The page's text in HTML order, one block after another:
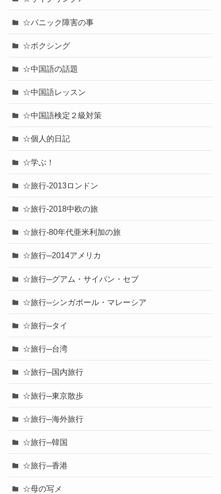
☆パニック障害の事
☆ボクシング
☆中国語の話題
☆中国語レッスン
☆中国語検定２級対策
☆個人的日記
☆学ぶ！
☆旅行-2013ロンドン
☆旅行-2018中欧の旅
☆旅行-80年代亜米利加の旅
☆旅行─2014アメリカ
☆旅行─グアム・サイパン・セブ
☆旅行─シンガポール・マレーシア
☆旅行─タイ
☆旅行─台湾
☆旅行─国内旅行
☆旅行─東京散歩
☆旅行─海外旅行
☆旅行─韓国
☆旅行─香港
☆母の写メ